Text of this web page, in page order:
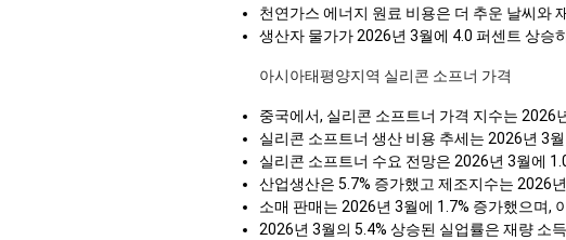
천연가스 에너지 원료 비용은 더 추운 날씨와
생산자 물가가 2026년 3월에 4.0 퍼센트 상승
아시아태평양지역 실리콘 소프너 가격
중국에서, 실리콘 소프트너 가격 지수는 2026
실리콘 소프트너 생산 비용 추세는 2026년 3
실리콘 소프트너 수요 전망은 2026년 3월에
산업생산은 5.7% 증가했고 제조지수는 2026
소매 판매는 2026년 3월에 1.7% 증가했으며,
2026년 3월의 5.4% 상승된 실업률은 재량 소